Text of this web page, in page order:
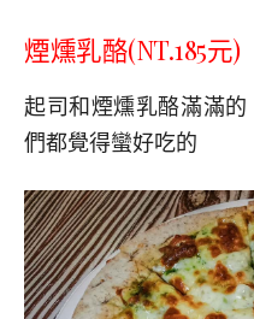
煙燻乳酪(NT.185元)
起司和煙燻乳酪滿滿
們都覺得蠻好吃的